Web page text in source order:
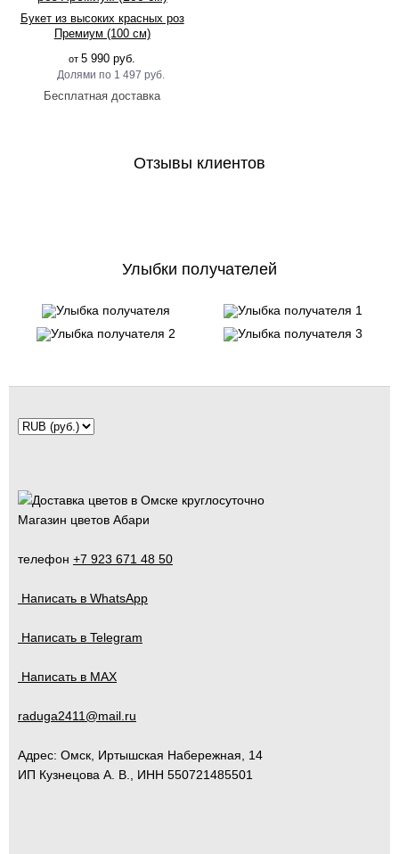
Букет из высоких красных роз
Премиум (100 см)
от5 990 руб.
1 497 руб.
Отзывы клиентов
Улыбки получателей
Магазин цветов Абари
телефон +7 923 671 48 50
Написать в WhatsApp
Написать в Telegram
Написать в MAX
raduga2411@mail.ru
Адрес: Омск Иртышская Набережная, 14
ИП Кузнецова А. В., ИНН 550721485501